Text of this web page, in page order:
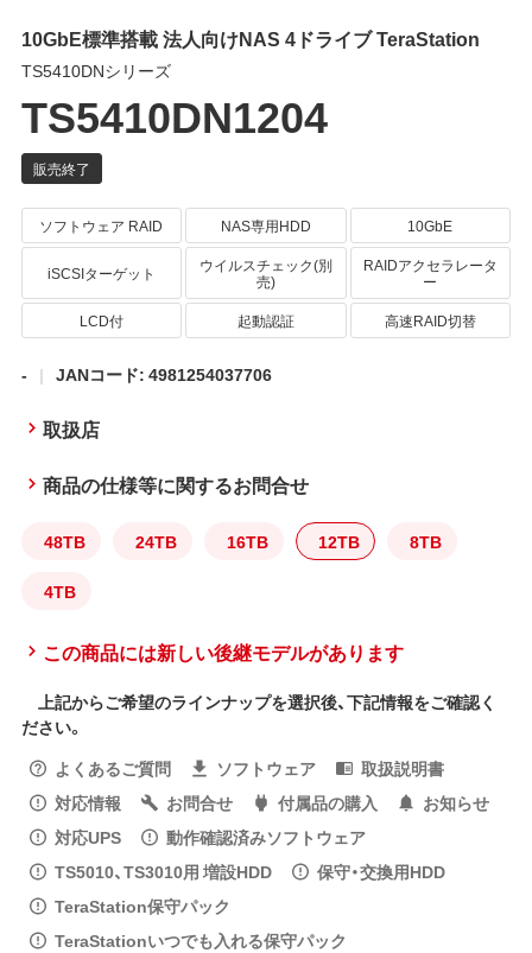
10GbE標準搭載 法人向けNAS 4ドライブ TeraStation
TS5410DNシリーズ
TS5410DN1204
ソフトウェア RAID NAS専用HDD 10GbE
iSCSIターゲット ウイルスチェック(別
売)
RAIDアクセラレータ
ー
LCD付
起動認証 高速RAID切替
- JANコード: 4981254037706
取扱店
商品の仕様等に関するお問合せ
48TB 24TB 16TB 12TB 8TB
4TB
この商品には新しい後継モデルがあります
上記からご希望のラインナップを選択後、下記情報をご確認く
ださい。
よくあるご質問
ソフトウェア
取扱説明書
対応情報
お問合せ 付属品の購入
お知らせ
対応UPS
動作確認済みソフトウェア
TS5010、TS3010用 増設HDD
保守・交換用HDD
TeraStation保守パック
TeraStationいつでも入れる保守パック